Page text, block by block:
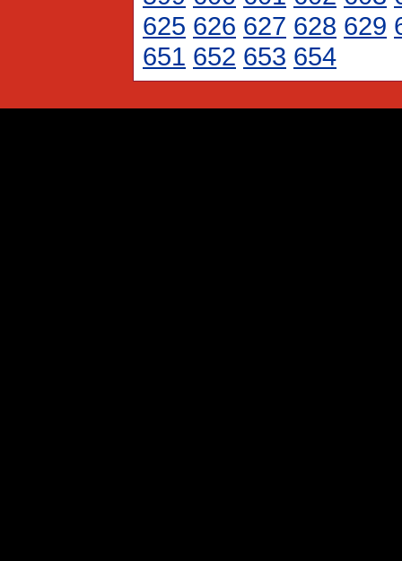
625 626 627 628 629
651 652 653 654